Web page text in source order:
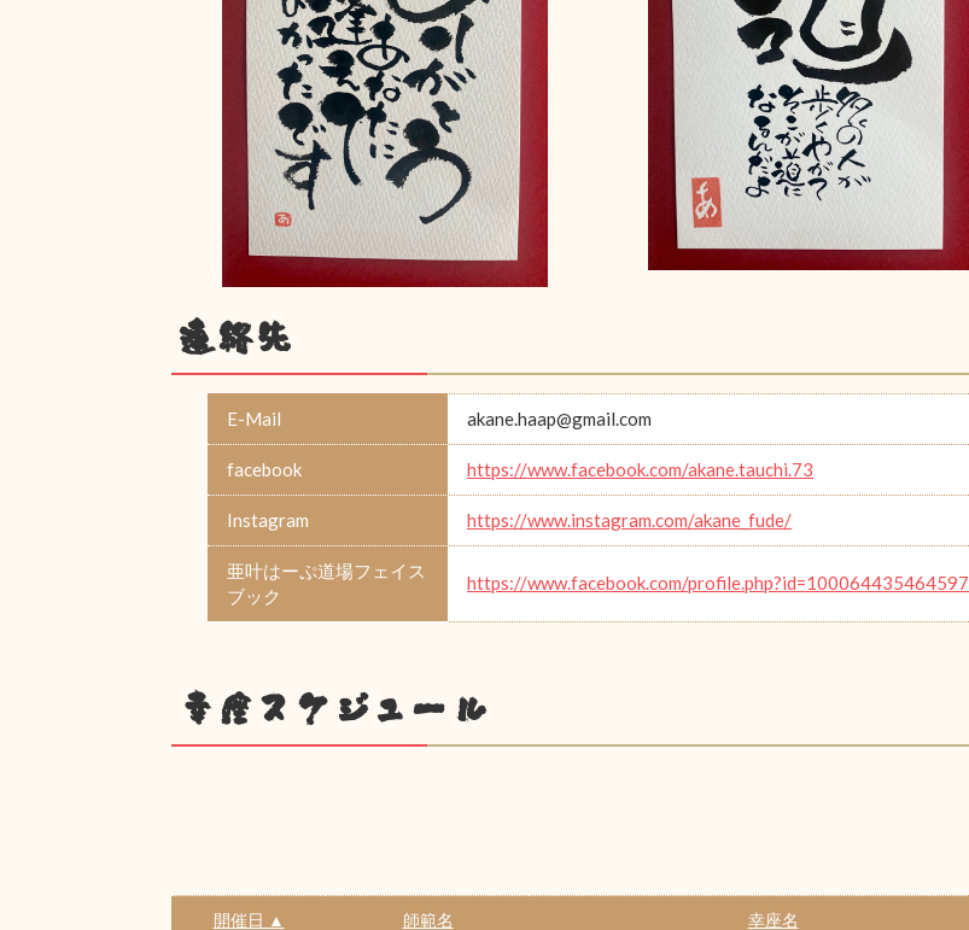
連絡先
E-Mail akane.haap@gmail.com
facebook https://www.facebook.com/akane.tauchi.73
Instagram https://www.instagram.com/akane_fude/
亜叶はーぷ道場フェイス
ブック
https://www.facebook.com/profile.php?id=100064435464597
幸座スケジュール
開催日 ▲ 師範名 幸座名